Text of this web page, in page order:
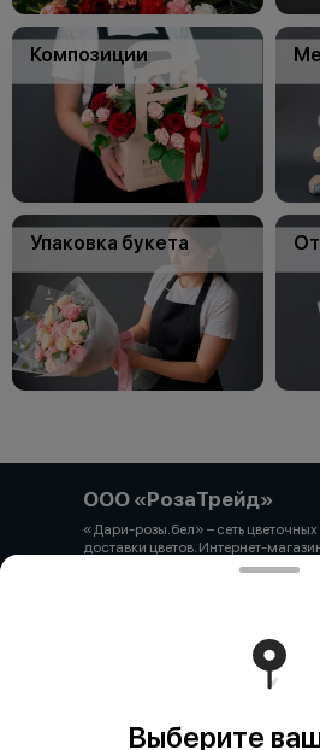
Композиции
Упаковка букета
ООО «РозаТрейд»
«Дари-розы.бел» – сеть
доставки цветов. Интернет-
зарегистрирован 06.12.2021 №
выдано администрацией
Витебска от 12.10.2021 УНП
онлайн оплату. ВНИМАНИЕ перед
наличие товара у менеджера.
Выберите